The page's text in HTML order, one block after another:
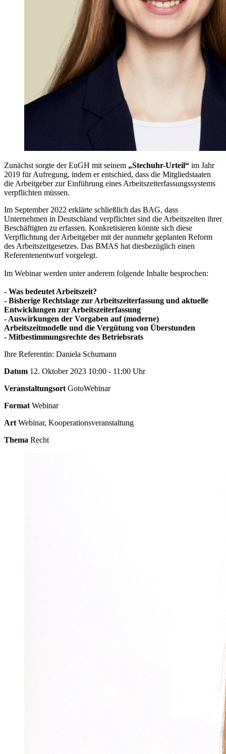
Zunächst sorgte der EuGH mit seinem „Stechuhr-Urteil“ im Jahr
2019 für Aufregung, indem er entschied, dass die Mitgliedstaaten
die Arbeitgeber zur Einführung eines Arbeitszeiterfassungssystems
verpflichten müssen.
Im September 2022 erklärte schließlich das BAG, dass
Unternehmen in Deutschland verpflichtet sind die Arbeitszeiten ihrer
Beschäftigten zu erfassen. Konkretisieren könnte sich diese
Verpflichtung der Arbeitgeber mit der nunmehr geplanten Reform
des Arbeitszeitgesetzes. Das BMAS hat diesbezüglich einen
Referentenentwurf vorgelegt.
Im Webinar werden unter anderem folgende Inhalte besprochen:
- Was bedeutet Arbeitszeit?
- Bisherige Rechtslage zur Arbeitszeiterfassung und aktuelle
Entwicklungen zur Arbeitszeiterfassung
- Auswirkungen der Vorgaben auf (moderne)
Arbeitszeitmodelle und die Vergütung von Überstunden
- Mitbestimmungsrechte des Betriebsrats
Ihre Referentin: Daniela Schumann
Datum 12. Oktober 2023 10:00 - 11:00 Uhr
Veranstaltungsort GotoWebinar
Format Webinar
Art Webinar, Kooperationsveranstaltung
Thema Recht